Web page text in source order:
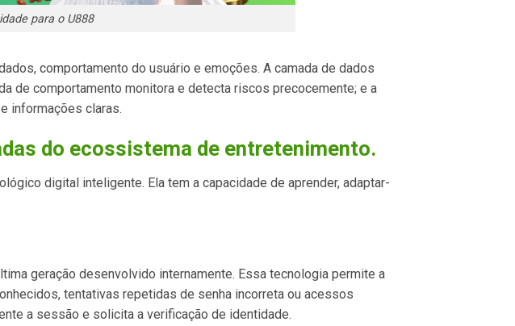
para o U888
comportamento do usuário e emoções. A camada de dados
de comportamento monitora e detecta riscos precocemente; e a
informações claras.
do ecossistema de entretenimento.
digital inteligente. Ela tem a capacidade de aprender, adaptar-
geração desenvolvido internamente. Essa tecnologia permite a
tentativas repetidas de senha incorreta ou acessos
a sessão e solicita a verificação de identidade.